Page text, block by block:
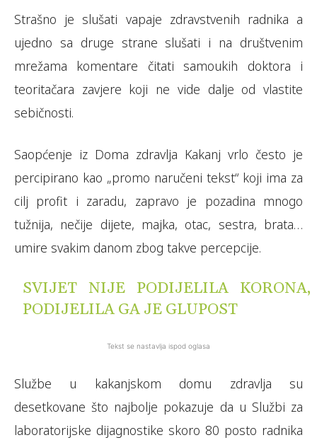
Strašno je slušati vapaje zdravstvenih radnika a
ujedno sa druge strane slušati i na društvenim
mrežama komentare čitati samoukih doktora i
teoritačara zavjere koji ne vide dalje od vlastite
sebičnosti.
Saopćenje iz Doma zdravlja Kakanj vrlo često je
percipirano kao „promo naručeni tekst“ koji ima za
cilj profit i zaradu, zapravo je pozadina mnogo
tužnija, nečije dijete, majka, otac, sestra, brata…
umire svakim danom zbog takve percepcije.
SVIJET NIJE PODIJELILA KORONA,
PODIJELILA GA JE GLUPOST
Tekst se nastavlja ispod oglasa
Službe u kakanjskom domu zdravlja su
desetkovane što najbolje pokazuje da u Službi za
laboratorijske dijagnostike skoro 80 posto radnika